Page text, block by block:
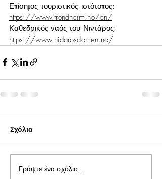
Επίσημος τουριστικός ιστότοπος:
https://www.trondheim.no/en/
Καθεδρικός ναός του Νιντάρος:
https://www.nidarosdomen.no/
Σχόλια
Γράψτε ένα σχόλιο...